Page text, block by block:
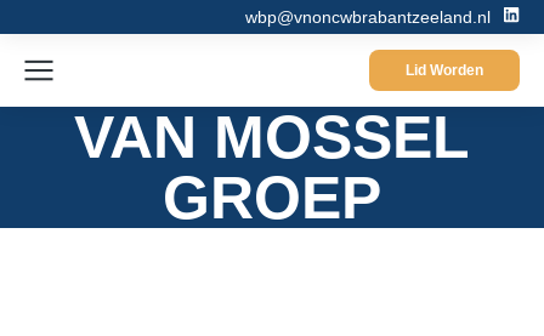
wbp@vnoncwbrabantzeeland.nl
Lid Worden
VAN MOSSEL
GROEP